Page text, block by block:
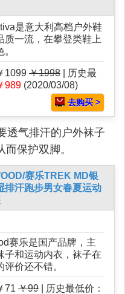
是意大利高档户外鞋
质一流，在攀登类鞋上
1099 ￥1998 | 历史最
989 (2020/03/08)
去购买 >
透气排汗的户外袜子
保护双脚。
赛乐TREK MD银
排汗跑步男女春夏运动
赛乐是国产品牌，主
子和运动内衣，袜子在
评价还不错。
71 ￥99 | 历史最低价：